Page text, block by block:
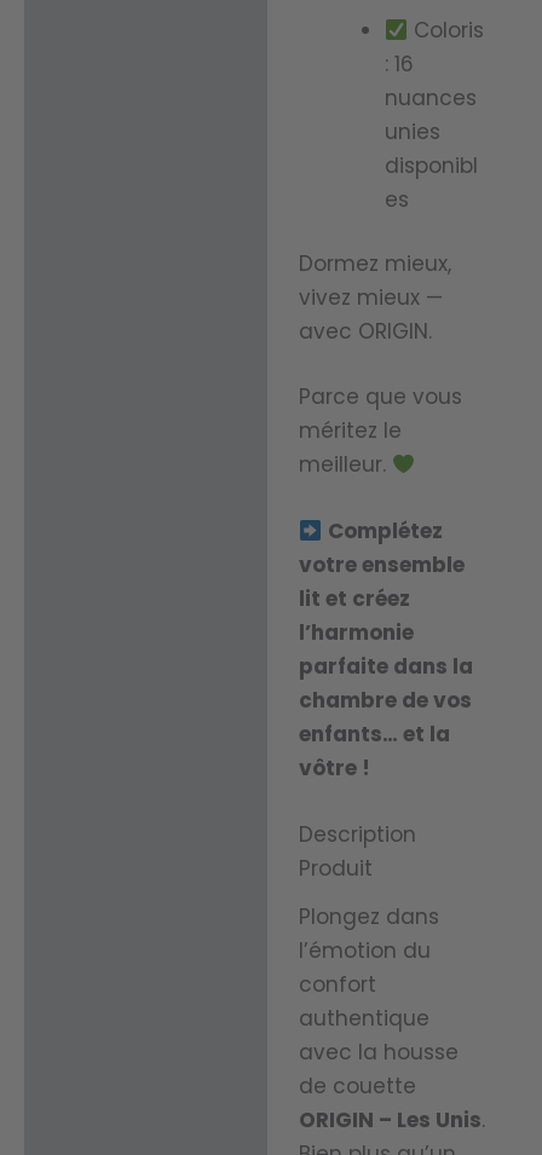
Coloris
: 16
nuances
unies
disponibl
es
Dormez mieux,
vivez mieux —
avec ORIGIN.
Parce que vous
méritez le
meilleur.
Complétez
votre ensemble
lit et créez
l’harmonie
parfaite dans la
chambre de vos
enfants… et la
vôtre !
Description
Produit
Plongez dans
l’émotion du
confort
authentique
avec la housse
de couette
ORIGIN – Les Unis.